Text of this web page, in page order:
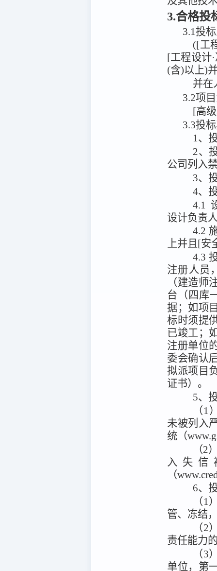
3.合格投
3.1投
([工
[工程设计
(含)以上)
并在
3.2项
[高
3.3投
1、
2、
公司列入
3、
4、
4.1
设计负责
4.2
上并且[
4.3
注册人员
（建造师
台（四库
据；如项
标时须提
已竣工；
注册单位
委会确认
拟派项目
证书）。
5、
（1
未被列入
统（
（2
入失
（
6、
（1
管、冻结
（2
责任能力
（3
单位，第